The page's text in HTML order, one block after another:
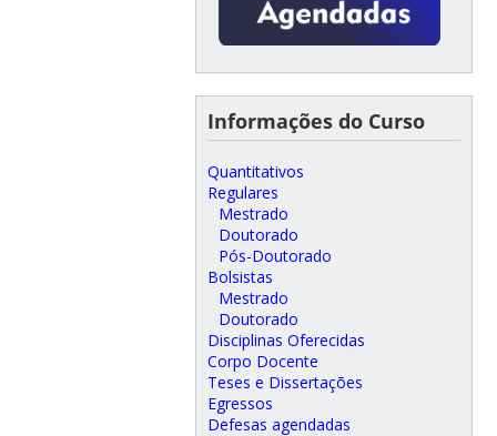
Informações do Curso
Quantitativos
Regulares
Mestrado
Doutorado
Pós-Doutorado
Bolsistas
Mestrado
Doutorado
Disciplinas Oferecidas
Corpo Docente
Teses e Dissertações
Egressos
Defesas agendadas